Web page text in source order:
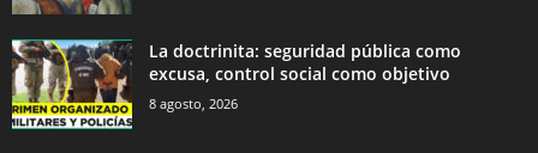
La doctrinita: seguridad pública como
excusa, control social como objetivo
8 agosto, 2026